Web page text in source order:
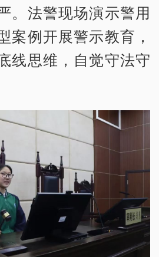
。法警现场演示警用
案例开展警示教育，
线思维，自觉守法守